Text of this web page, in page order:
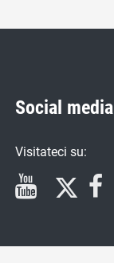
Social media
Visitateci su: